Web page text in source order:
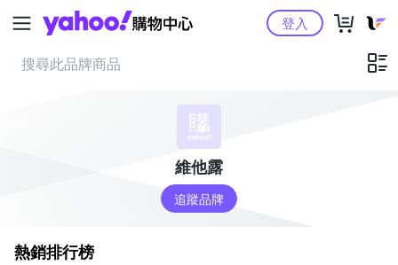
Yahoo購物中心登入
維他露
追蹤品牌
熱銷排行榜